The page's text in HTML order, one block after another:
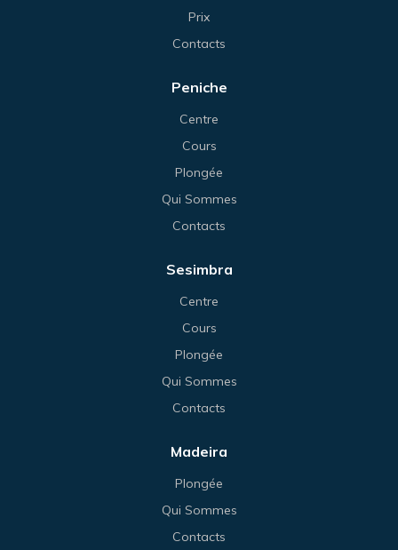
Prix
Contacts
Peniche
Centre
Cours
Plongée
Qui Sommes
Contacts
Sesimbra
Centre
Cours
Plongée
Qui Sommes
Contacts
Madeira
Plongée
Qui Sommes
Contacts